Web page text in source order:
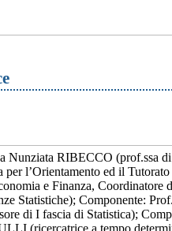
Nunziata RIBECCO (prof.ssa
per l’Orientamento ed il
e Finanza, Coordinatore
Statistiche); Componente:
di I fascia di Statistica);
(ricercatrice a tempo